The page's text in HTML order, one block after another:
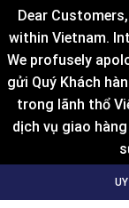
Dear
within Vietnam.
We profusely
gửi Quý Khách
trong lãnh thổ
dịch vụ giao
to